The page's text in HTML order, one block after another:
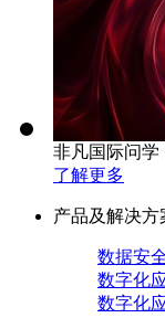
非凡国际问学
了解更多
产品及解决方
数据安
数字化
数字化